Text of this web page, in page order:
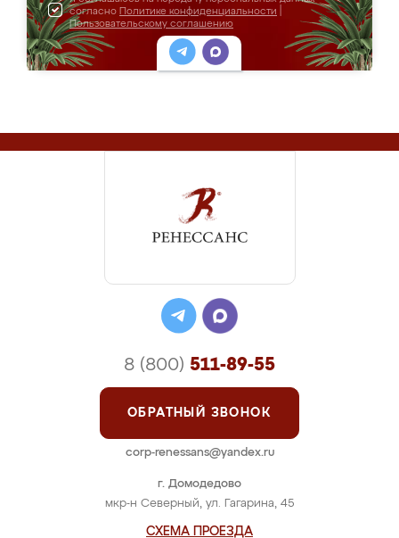
согласно Политике конфиденциальности
Пользовательскому соглашению
г. Домодедово
мкр-н Северный, ул. Гагарина, 45
СХЕМА ПРОЕЗДА
8 (800) 511-89-55
ОБРАТНЫЙ ЗВОНОК
corp-renessans@yandex.ru